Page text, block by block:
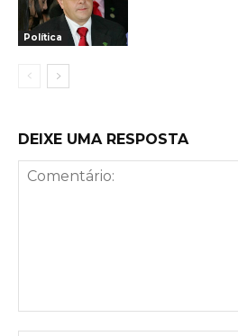
Política
DEIXE UMA RESPOSTA